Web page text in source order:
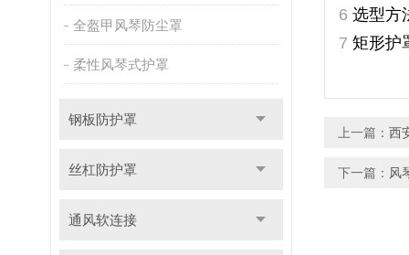
全盔甲风琴防尘罩
柔性风琴式护罩
钢板防护罩
丝杠防护罩
通风软连接
6 选型方
7 矩形护
上一篇： 西
下一篇： 风